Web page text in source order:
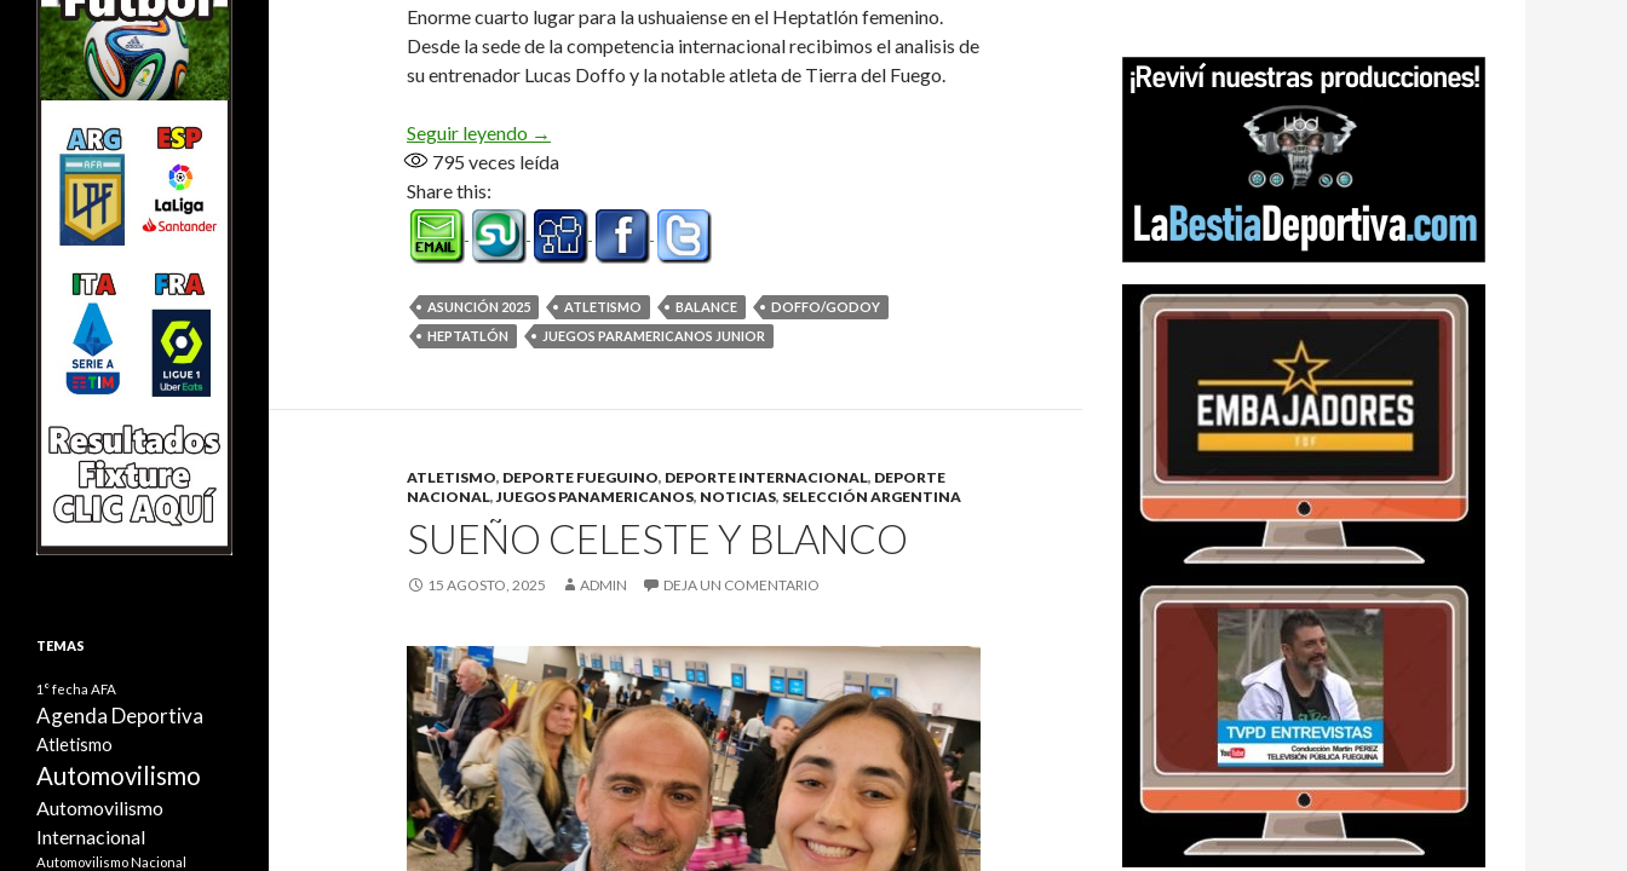
Enorme cuarto lugar para la ushuaiense en el Heptatlón femenino.
Desde la sede de la competencia internacional recibimos el analisis de
su entrenador Lucas Doffo y la notable atleta de Tierra del Fuego.
Seguir leyendo Balance Panamericano (Audio)
→
795 veces leída
Share this:
ASUNCIÓN 2025 ATLETISMO BALANCE
DOFFO/GODOY
HEPTATLÓN
JUEGOS PARAMERICANOS JUNIOR
ATLETISMO, DEPORTE FUEGUINO, DEPORTE INTERNACIONAL, DEPORTE
NACIONAL, JUEGOS PANAMERICANOS, NOTICIAS, SELECCIÓN ARGENTINA
SUEÑO CELESTE Y BLANCO
15 AGOSTO, 2025 ADMIN DEJA UN COMENTARIO
TEMAS
1° fecha AFA
Agenda Deportiva
Atletismo
Automovilismo
Automovilismo
Internacional
Automovilismo Nacional